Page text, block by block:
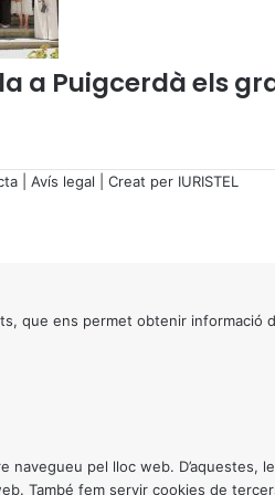
a Puigcerdà els
Avís legal | Creat per IURISTEL
que ens permet obtenir
pel lloc web. D’aquestes,
També fem servir cookies de